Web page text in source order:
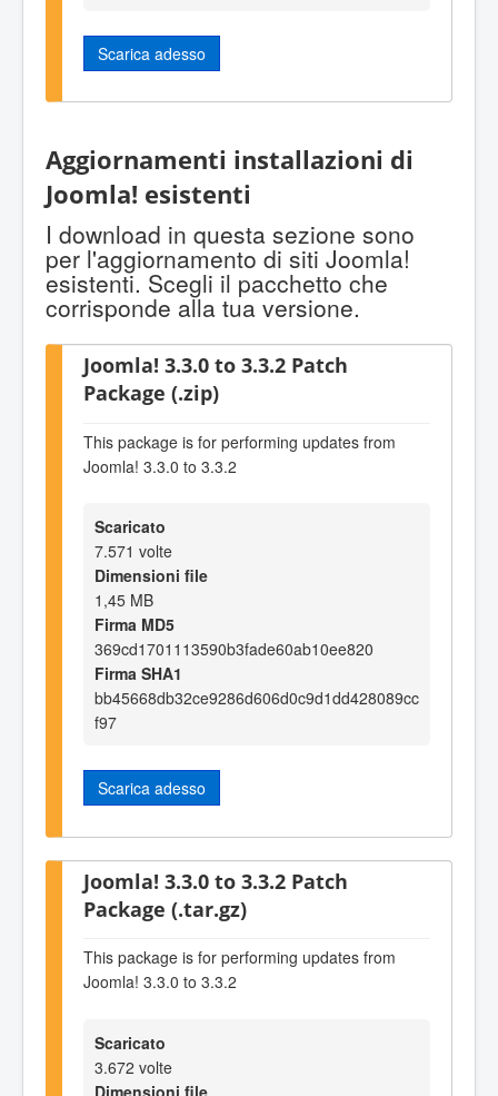
Scarica adesso
Aggiornamenti installazioni di
Joomla! esistenti
I download in questa sezione sono
per l'aggiornamento di siti Joomla!
esistenti. Scegli il pacchetto che
corrisponde alla tua versione.
Joomla! 3.3.0 to 3.3.2 Patch
Package (.zip)
This package is for performing updates from
Joomla! 3.3.0 to 3.3.2
Scaricato
7.571 volte
Dimensioni file
1,45 MB
Firma MD5
369cd1701113590b3fade60ab10ee820
Firma SHA1
bb45668db32ce9286d606d0c9d1dd428089cc
f97
Scarica adesso
Joomla! 3.3.0 to 3.3.2 Patch
Package (.tar.gz)
This package is for performing updates from
Joomla! 3.3.0 to 3.3.2
Scaricato
3.672 volte
Dimensioni file